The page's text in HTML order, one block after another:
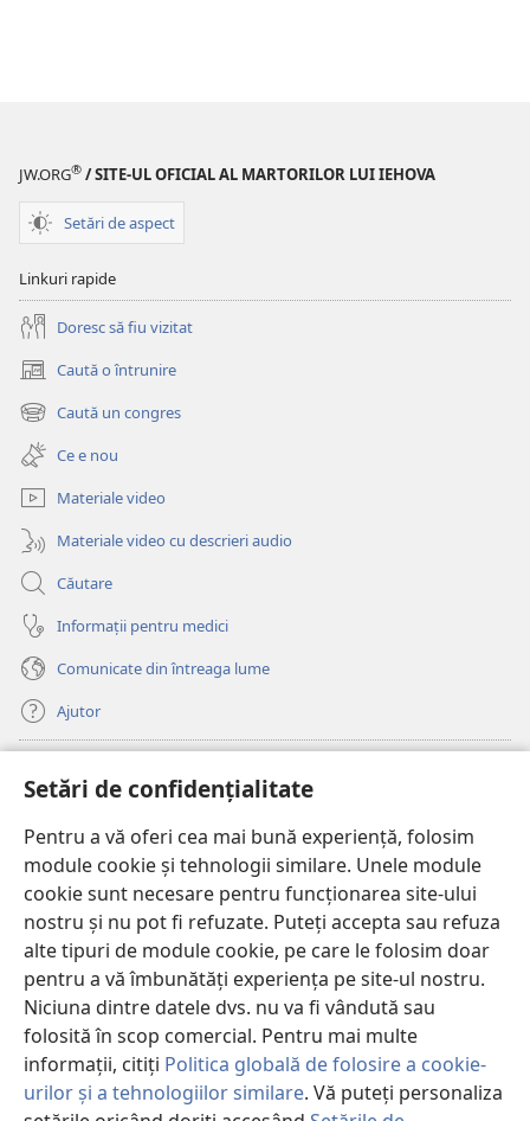
Setări de confidențialitate
Pentru a vă oferi cea mai bună experiență, folosim
module cookie și tehnologii similare. Unele module
cookie sunt necesare pentru funcționarea site-ului
nostru și nu pot fi refuzate. Puteți accepta sau refuza
alte tipuri de module cookie, pe care le folosim doar
pentru a vă îmbunătăți experiența pe site-ul nostru.
Niciuna dintre datele dvs. nu va fi vândută sau
folosită în scop comercial. Pentru mai multe
informații, citiți Politica globală de folosire a cookie-
urilor și a tehnologiilor similare. Vă puteți personaliza
JW.ORG® / SITE-UL OFICIAL AL MARTORILOR LUI IEHOVA
Setări de aspect
Linkuri rapide
Doresc să fiu vizitat
Caută o întrunire
(se
deschide
o
fereastră
nouă)
Caută un congres
(se
deschide
o
fereastră
nouă)
Ce e nou
Materiale video
Materiale video cu descrieri audio
Căutare
Informații pentru medici
Comunicate din întreaga lume
Ajutor
(se
deschide
o
fereastră
nouă)
Watchtower – BIBLIOTECĂ ONLINE™
(se
deschide
o
fereastră
JW Hub ®
(se
deschide
o
fereastră
nouă)
JW Library®
Watchtower Library